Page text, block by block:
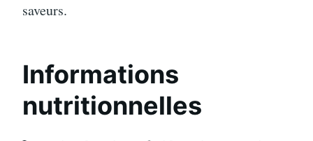
saveurs.
Informations
nutritionnelles